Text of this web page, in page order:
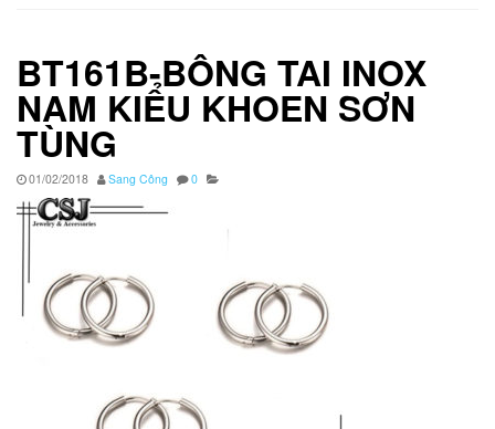
BT161B-BÔNG TAI INOX
NAM KIỂU KHOEN SƠN
TÙNG
01/02/2018 Sang Công 0